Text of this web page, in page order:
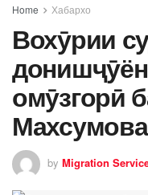
Home Хабархо
Вохӯрии
омӯзгорӣ
Махсумова
by Migration